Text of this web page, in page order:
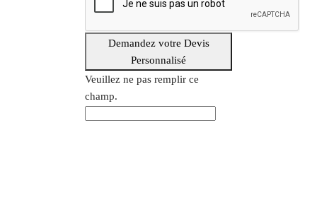
Demandez votre Devis
Personnalisé
Veuillez ne pas remplir ce
champ.